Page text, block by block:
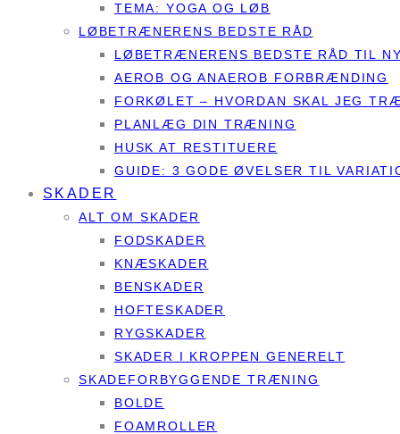
TEMA: YOGA OG LØB
LØBETRÆNERENS BEDSTE RÅD
LØBETRÆNERENS BEDSTE RÅD TIL
AEROB OG ANAEROB FORBRÆNDING
FORKØLET – HVORDAN SKAL JEG
PLANLÆG DIN TRÆNING
HUSK AT RESTITUERE
GUIDE: 3 GODE ØVELSER TIL
SKADER
ALT OM SKADER
FODSKADER
KNÆSKADER
BENSKADER
HOFTESKADER
RYGSKADER
SKADER I KROPPEN GENERELT
SKADEFORBYGGENDE TRÆNING
BOLDE
FOAMROLLER